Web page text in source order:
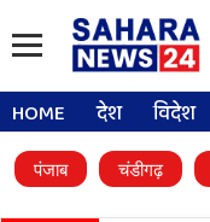
HOME देश विदेश
पंजाब चंडीगढ़